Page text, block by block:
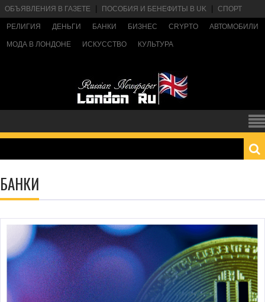
ОБЪЯВЛЕНИЯ В ГАЗЕТЕ ПОСОБИЯ И БЕНЕФИТЫ В UK СПОРТ
РЕЛИГИЯ ДЕНЬГИ БАНКИ БИЗНЕС CRYPTO АВТОМОБИЛИ
МОДА В ЛОНДОНЕ ИСКУССТВО КУЛЬТУРА
БАНКИ